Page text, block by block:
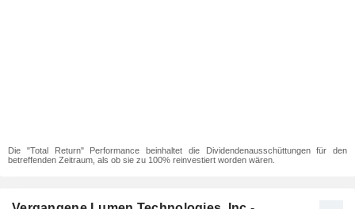
Die "Total Return" Performance beinhaltet die Dividendenausschüttungen für den
betreffenden Zeitraum, als ob sie zu 100% reinvestiert worden wären.